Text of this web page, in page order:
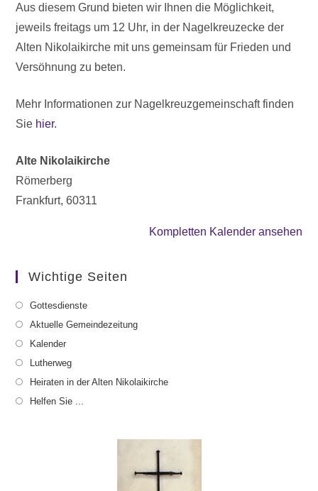
Aus diesem Grund bieten wir Ihnen die Möglichkeit,
jeweils freitags um 12 Uhr, in der Nagelkreuzecke der
Alten Nikolaikirche mit uns gemeinsam für Frieden und
Versöhnung zu beten.
Mehr Informationen zur Nagelkreuzgemeinschaft finden
Sie hier.
Alte Nikolaikirche
Römerberg
Frankfurt,60311
Kompletten Kalender ansehen
Wichtige Seiten
Gottesdienste
Aktuelle Gemeindezeitung
Kalender
Lutherweg
Heiraten in der Alten Nikolaikirche
Helfen Sie ...